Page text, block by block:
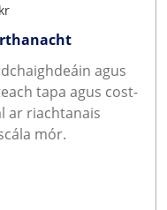
agus
tapa agus cost-
ar riachtanais
mór.